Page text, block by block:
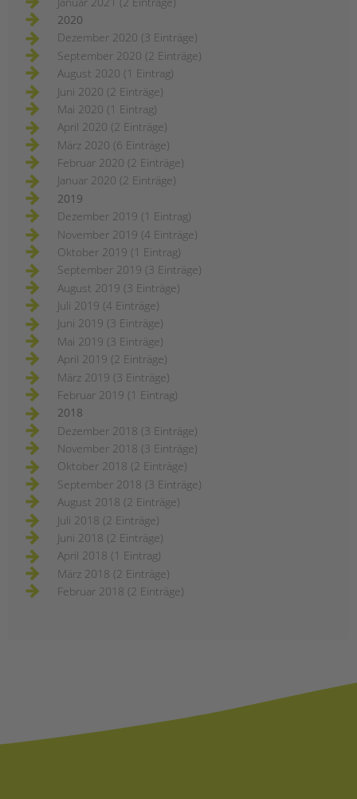
2020
Dezember 2020 (3 Einträge)
September 2020 (2 Einträge)
August 2020 (1 Eintrag)
Juni 2020 (2 Einträge)
Mai 2020 (1 Eintrag)
April 2020 (2 Einträge)
März 2020 (6 Einträge)
Februar 2020 (2 Einträge)
Januar 2020 (2 Einträge)
2019
Dezember 2019 (1 Eintrag)
November 2019 (4 Einträge)
Oktober 2019 (1 Eintrag)
September 2019 (3 Einträge)
August 2019 (3 Einträge)
Juli 2019 (4 Einträge)
Juni 2019 (3 Einträge)
Mai 2019 (3 Einträge)
April 2019 (2 Einträge)
März 2019 (3 Einträge)
Februar 2019 (1 Eintrag)
2018
Dezember 2018 (3 Einträge)
November 2018 (3 Einträge)
Oktober 2018 (2 Einträge)
September 2018 (3 Einträge)
August 2018 (2 Einträge)
Juli 2018 (2 Einträge)
Juni 2018 (2 Einträge)
April 2018 (1 Eintrag)
März 2018 (2 Einträge)
Februar 2018 (2 Einträge)